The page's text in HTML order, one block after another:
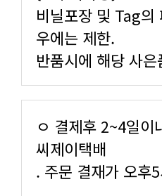
우에는 제한.
반품시에 해당 사
씨제이택배
. 주문 결재가 오후